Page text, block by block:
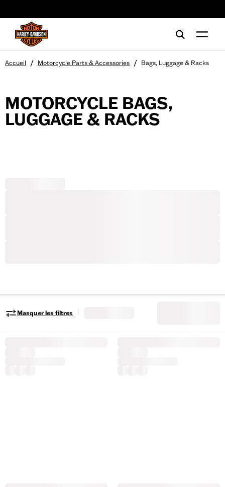
Accueil / Motorcycle Parts & Accessories / Bags, Luggage & Racks
MOTORCYCLE BAGS,
LUGGAGE & RACKS
Masquer les filtres